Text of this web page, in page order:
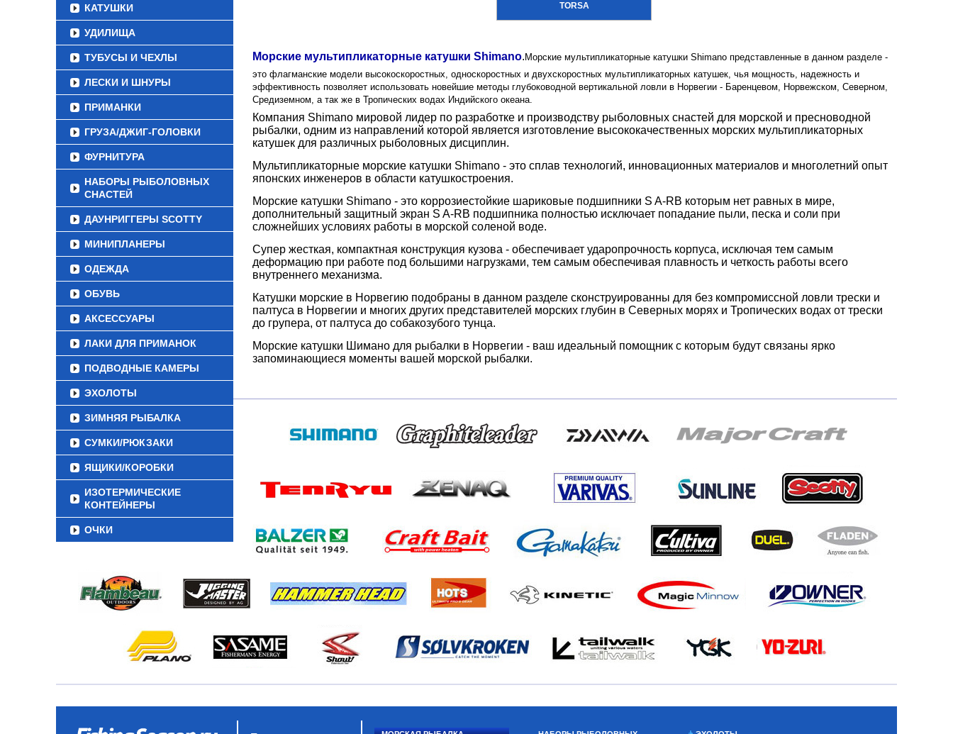
КАТУШКИ
УДИЛИЩА
ТУБУСЫ И ЧЕХЛЫ
ЛЕСКИ И ШНУРЫ
ПРИМАНКИ
ГРУЗА/ДЖИГ-ГОЛОВКИ
ФУРНИТУРА
НАБОРЫ РЫБОЛОВНЫХ
СНАСТЕЙ
ДАУНРИГГЕРЫ SCOTTY
МИНИПЛАНЕРЫ
ОДЕЖДА
ОБУВЬ
АКСЕССУАРЫ
ЛАКИ ДЛЯ ПРИМАНОК
ПОДВОДНЫЕ КАМЕРЫ
ЭХОЛОТЫ
ЗИМНЯЯ РЫБАЛКА
СУМКИ/РЮКЗАКИ
ЯЩИКИ/КОРОБКИ
ИЗОТЕРМИЧЕСКИЕ
КОНТЕЙНЕРЫ
ОЧКИ
TORSA
Морские мультипликаторные катушки Shimano. Морские мультипликаторные катушки Shimano представленные в данном разделе -
это флагманские модели высокоскоростных, односкоростных и двухскоростных мультипликаторных катушек, чья мощность, надежность и
эффективность позволяет использовать новейшие методы глубоководной вертикальной ловли в Норвегии - Баренцевом, Норвежском, Северном,
Средиземном, а так же в Тропических водах Индийского океана.
Компания Shimano мировой лидер по разработке и производству рыболовных снастей для морской и пресноводной
рыбалки, одним из направлений которой является изготовление высококачественных морских мультипликаторных
катушек для различных рыболовных дисциплин.
Мультипликаторные морские катушки Shimano - это сплав технологий, инновационных материалов и многолетний опыт
японских инженеров в области катушкостроения.
Морские катушки Shimano - это коррозиестойкие шариковые подшипники S A-RB которым нет равных в мире,
дополнительный защитный экран S A-RB подшипника полностью исключает попадание пыли, песка и соли при
сложнейших условиях работы в морской соленой воде.
Супер жесткая, компактная конструкция кузова - обеспечивает ударопрочность корпуса, исключая тем самым
деформацию при работе под большими нагрузками, тем самым обеспечивая плавность и четкость работы всего
внутреннего механизма.
Катушки морские в Норвегию подобраны в данном разделе сконструированны для без компромиссной ловли трески и
палтуса в Норвегии и многих других представителей морских глубин в Северных морях и Тропических водах от трески
до групера, от палтуса до собакозубого тунца.
Морские катушки Шимано для рыбалки в Норвегии - ваш идеальный помощник с которым будут связаны ярко
запоминающиеся моменты вашей морской рыбалки.